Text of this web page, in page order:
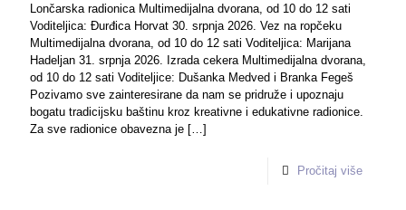
Lončarska radionica Multimedijalna dvorana, od 10 do 12 sati
Voditeljica: Đurđica Horvat 30. srpnja 2026. Vez na ropčeku
Multimedijalna dvorana, od 10 do 12 sati Voditeljica: Marijana
Hadeljan 31. srpnja 2026. Izrada cekera Multimedijalna dvorana,
od 10 do 12 sati Voditeljice: Dušanka Medved i Branka Fegeš
Pozivamo sve zainteresirane da nam se pridruže i upoznaju
bogatu tradicijsku baštinu kroz kreativne i edukativne radionice.
Za sve radionice obavezna je […]
Pročitaj više